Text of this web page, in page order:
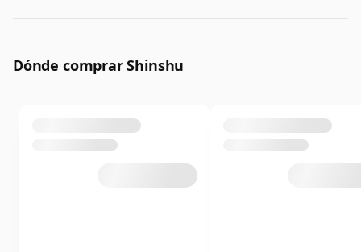
Dónde comprar Shinshu